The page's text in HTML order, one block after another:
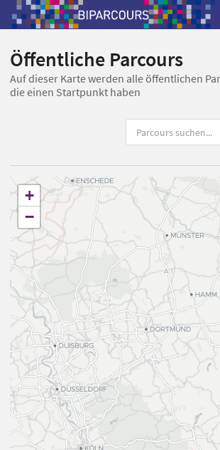
Öffentliche Parcours
Auf dieser Karte werden alle öffentlichen
die einen Startpunkt haben
+
−